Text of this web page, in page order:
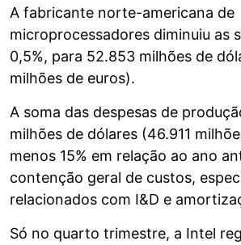
A fabricante norte-americana de
microprocessadores diminuiu as
0,5%, para 52.853 milhões de
milhões de euros).
A soma das despesas de
milhões de dólares (46.911
menos 15% em relação ao ano
contenção geral de custos,
relacionados com I&D e
Só no quarto trimestre, a Intel